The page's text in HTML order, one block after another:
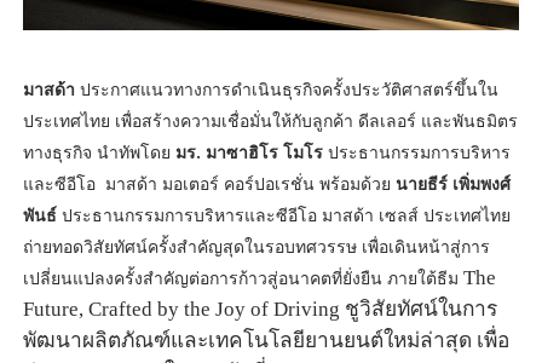
มาสด้า ประกาศแนวทางการดำเนินธุรกิจครั้งประวัติศาสตร์ขึ้นใน
ประเทศไทย เพื่อสร้างความเชื่อมั่นให้กับลูกค้า ดีลเลอร์ และพันธมิตร
ทางธุรกิจ นำทัพโดย มร. มาซาฮิโร โมโรประธานกรรมการบริหาร
และซีอีโอ มาสด้า มอเตอร์ คอร์ปอเรชั่น พร้อมด้วย นายธีร์ เพิ่มพงศ์
พันธ์ประธานกรรมการบริหารและซีอีโอ มาสด้า เซลส์ ประเทศไทย
ถ่ายทอดวิสัยทัศน์ครั้งสำคัญสุดในรอบทศวรรษ เพื่อเดินหน้าสู่การ
เปลี่ยนแปลงครั้งสำคัญต่อการก้าวสู่อนาคตที่ยั่งยืน ภายใต้ธีม The
Future, Crafted by the Joy of Driving ชูวิสัยทัศน์ในการ
พัฒนาผลิตภัณฑ์และเทคโนโลยียานยนต์ใหม่ล่าสุด เพื่อ